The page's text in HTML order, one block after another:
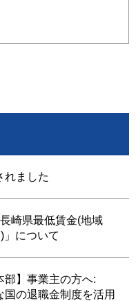
れました
崎県最低賃金(地域
」について
部】事業主の方へ:
国の退職金制度を活用